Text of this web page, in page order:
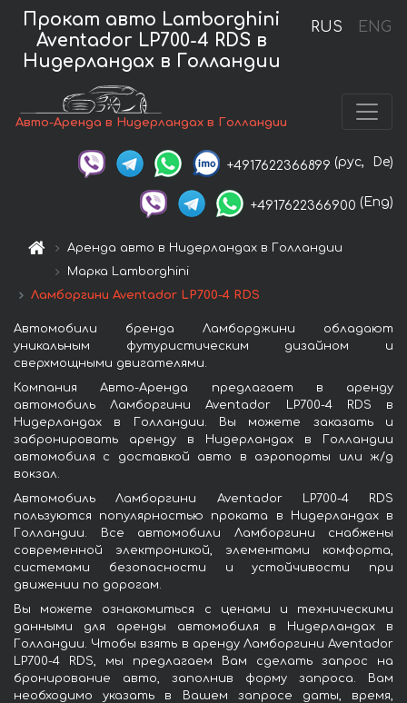
RUS ENG
Прокат авто Lamborghini
Aventador LP700-4 RDS в
Нидерландах в Голландии
Авто-Аренда в Нидерландах в Голландии
+4917622366899 (рус, De)
+4917622366900 (Eng)
Аренда авто в Нидерландах в Голландии
Марка Lamborghini
Ламборгини Aventador LP700-4 RDS
Автомобили бренда Ламборджини обладают
уникальным футуристическим дизайном и
сверхмощными двигателями.
Компания Авто-Аренда предлагает в аренду
автомобиль Ламборгини Aventador LP700-4 RDS в
Нидерландах в Голландии. Вы можете заказать и
забронировать аренду в Нидерландах в Голландии
автомобиля с доставкой авто в аэропорты или ж/д
вокзал.
Автомобиль Ламборгини Aventador LP700-4 RDS
пользуются популярностью проката в Нидерландах в
Голландии. Все автомобили Ламборгини снабжены
современной электроникой, элементами комфорта,
системами безопасности и устойчивости при
движении по дорогам.
Вы можете ознакомиться с ценами и техническими
данными для аренды автомобиля в Нидерландах в
Голландии. Чтобы взять в аренду Ламборгини Aventador
LP700-4 RDS, мы предлагаем Вам сделать запрос на
бронирование авто, заполнив форму запроса. Вам
необходимо указать в Вашем запросе даты, время,